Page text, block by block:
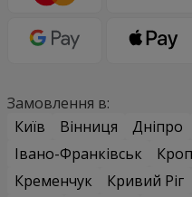
Замовлення в:
Київ
Вінниця Дніпро
Івано-Франківськ
Кременчук
Кривий Ріг